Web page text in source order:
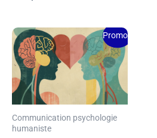
Promo !
Communication psychologie
humaniste
Le
prix
initial
était :
200,00 €.
Le
prix
actuel
est :
175,00 €.
Ce
produit
a
plusieurs
variations.
Les